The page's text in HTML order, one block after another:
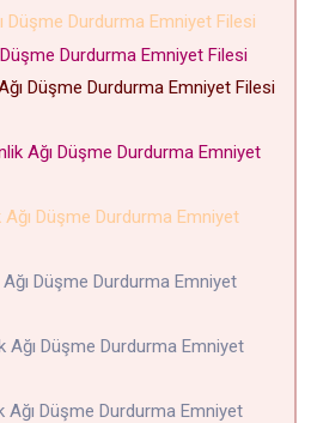
Düşme Durdurma Emniyet Filesi
Durdurma Emniyet Filesi
Düşme Durdurma Emniyet Filesi
Ağı Düşme Durdurma Emniyet
Düşme Durdurma Emniyet
Düşme Durdurma Emniyet
Ağı Düşme Durdurma Emniyet
Ağı Düşme Durdurma Emniyet